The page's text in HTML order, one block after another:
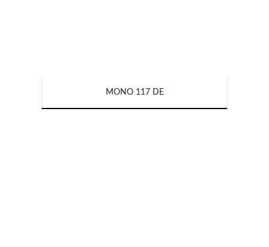
MONO 117 DE